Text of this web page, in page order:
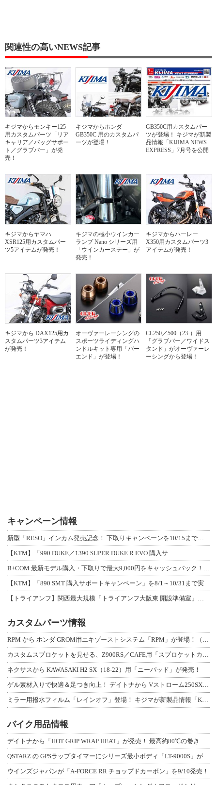
関連性の高いNEWS記事
キジマからモンキー125
用カスタムパーツ「リア
キャリア／バッグサポー
ト／グラブバー」が発
売！
キジマからホンダ
GB350C 用のカスタムパ
ーツが登場！
GB350C用カスタムパー
ツが登場！ キジマが新製
品情報「KIJIMA NEWS
EXPRESS」7月号を公開
キジマからヤマハ
XSR125用カスタムパー
ツ5アイテムが発売！
キジマの極小ウインカー
ランプ Nano シリーズ用
「ウインカーステー」が
発売！
キジマからハーレー
X350用カスタムパーツ3
アイテムが発売！
キジマから DAX125用カ
スタムパーツ3アイテム
が発売！
オーヴァーレーシングの
スポーツライディングハ
ンドルキット専用「バー
エンド」が登場！
CL250／500（23-）用
「グラブバー／ワイドス
タンド」がオーヴァーレ
ーシングから登場！
キャンペーン情報
【KTM】「990 DUKE／1390 SUPER DUKE R EVO 購入サ
【KTM】「890 SMT 購入サポートキャンペーン」を8/1～10/31まで実
カスタムパーツ情報
ネクサスから KAWASAKI H2 SX（18-22）用「ニーパッド」が発売！
バイク用品情報
デイトナから「HOT GRIP WRAP HEAT」が発売！ 最高約80℃の巻き
QSTARZ の GPSラップタイマーにシリーズ最小ボディ「LT-9000S」が
ウインズジャパンが「A-FORCE RR チョップドカーボン」を9/10発売！